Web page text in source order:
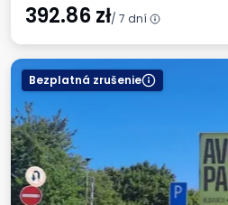
392.86zł/ 7 dní
Bezplatná zrušenie